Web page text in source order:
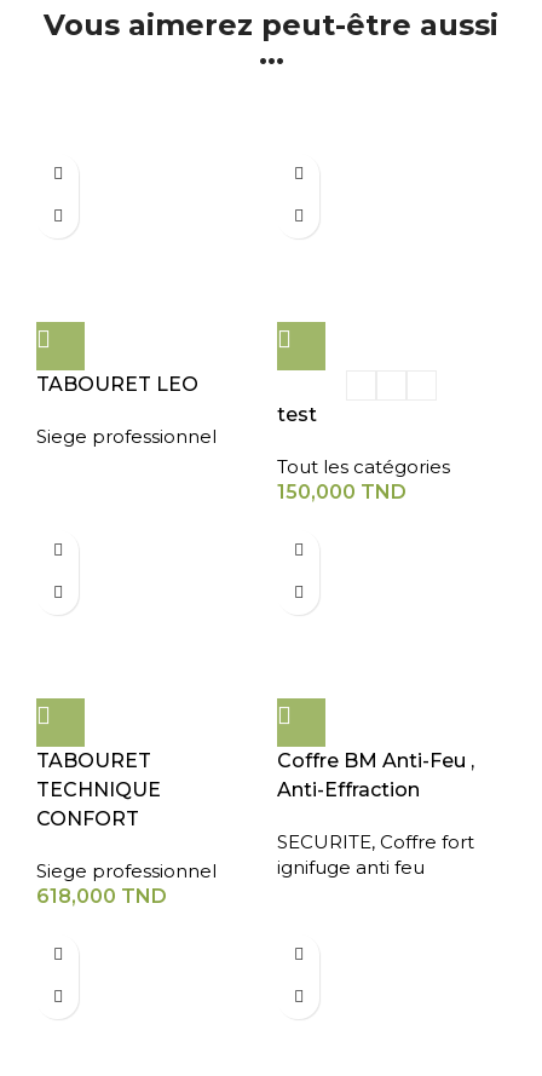
Vous aimerez peut-être aussi
...
TABOURET LEO
Siege professionnel
test
Tout les catégories
150,000 TND
TABOURET
TECHNIQUE
CONFORT
Siege professionnel
618,000 TND
Coffre BM Anti-Feu ,
Anti-Effraction
SECURITE, Coffre fort
ignifuge anti feu